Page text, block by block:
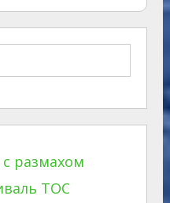
размахом
ТОС